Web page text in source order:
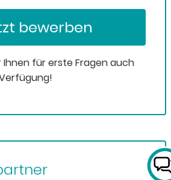
bewerben
für erste Fragen auch